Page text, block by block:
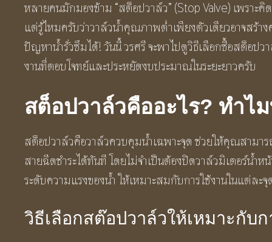
หลายคนมักมองข้าม “สต็อปวาล์ว” (Stop Valve) เพราะ
แต่รู้ไหมครับว่าวาล์วน้ำคุณภาพต่ำเพียงตัวเดียวอาจสร้า
ปัญหาน้ำรั่วซึมได้! วันนี้ วรศรี จะพาไปดูวิธีเลือกซื้อสต็อปว
งานที่ตอบโจทย์และประหยัดงบประมาณในระยะยาวครับ
สต็อปวาล์วคืออะไร? ทำไ
สต็อปวาล์วคือวาล์วควบคุมน้ำเฉพาะจุด ช่วยให้คุณสามา
สายฉีดชำระได้ทันที โดยไม่จำเป็นต้องปิดวาล์วมิเตอร์น้ำห
ระดับความแรงของน้ำ ให้เหมาะสมกับการใช้งานในแต่ละ
วิธีเลือกสต๊อปวาล์วให้เหมาะกับ